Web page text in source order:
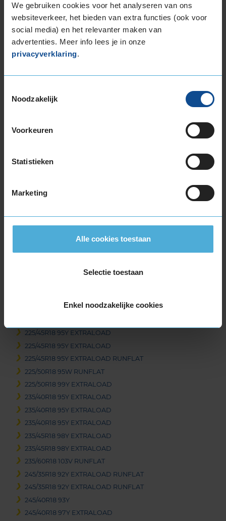
We gebruiken cookies voor het analyseren van ons
websiteverkeer, het bieden van extra functies (ook voor
social media) en het relevanter maken van
advertenties. Meer info lees je in onze
privacyverklaring.
Noodzakelijk
Voorkeuren
Statistieken
Marketing
Alle cookies toestaan
Selectie toestaan
Enkel noodzakelijke cookies
205/45R17 88Y EXTRALOAD
205/50R17 89W RUNFLAT
205/50R17 89Y RUNFLAT
205/50R17 93Y EXTRALOAD
215/40R17 87Y EXTRALOAD
225/45R17 91W RUNFLAT
255/45R17 98Y
205/40R18 86W EXTRALOAD RUNFLAT
205/40R18 86Y EXTRALOAD
215/40R18 89Y EXTRALOAD
225/40R18 92Y EXTRALOAD
225/45R18 91W
225/45R18 95Y EXTRALOAD
225/45R18 95Y EXTRALOAD
225/45R18 95Y EXTRALOAD RUNFLAT
225/50R18 95W RUNFLAT
225/50R18 99Y EXTRALOAD
235/40R18 95Y EXTRALOAD
235/40R18 95Y EXTRALOAD
235/40R18 95Y EXTRALOAD
235/45R18 98Y EXTRALOAD
235/45R18 98Y EXTRALOAD
235/60R18 103V RUNFLAT
245/35R18 92Y EXTRALOAD RUNFLAT
245/35R18 92Y EXTRALOAD RUNFLAT
245/40R18 93Y
245/40R18 97Y EXTRALOAD